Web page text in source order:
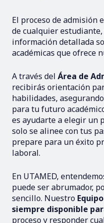
El proceso de admisión
de cualquier
información detallada
académicas que ofrece
A través del Área de
recibirás orientación
habilidades,
para tu futuro
es ayudarte a elegir un
solo se alinee con tus
prepare para un éxito
laboral.
En UTAMED,
puede ser abrumador,
sencillo. Nuestro
siempre disponible
proceso y responder